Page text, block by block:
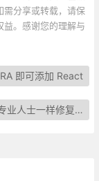
需分享或转载，请保
益。感谢您的理解与
即可添加 React
士一样修复它们